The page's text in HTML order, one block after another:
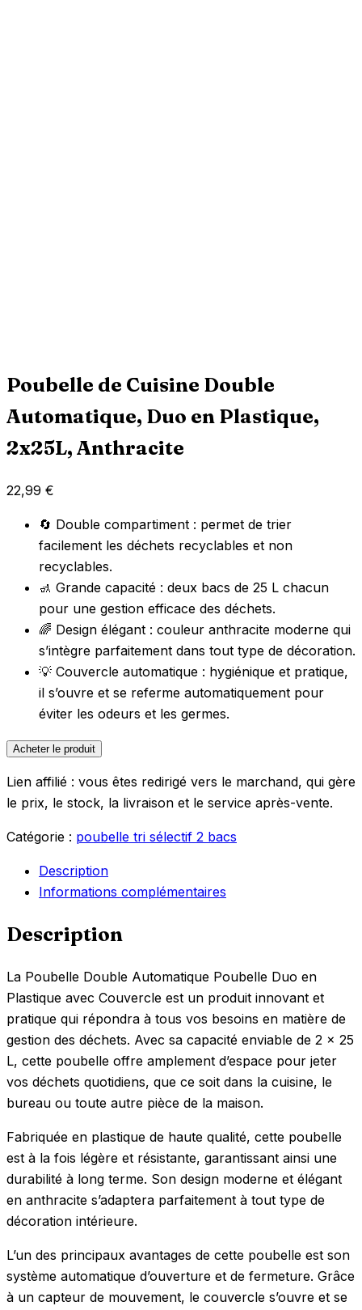
Poubelle de Cuisine Double
Automatique, Duo en Plastique,
2x25L, Anthracite
22,99 €
🔄 Double compartiment : permet de trier
facilement les déchets recyclables et non
recyclables.
🚮 Grande capacité : deux bacs de 25 L chacun
pour une gestion efficace des déchets.
🌈 Design élégant : couleur anthracite moderne qui
s’intègre parfaitement dans tout type de décoration.
💡 Couvercle automatique : hygiénique et pratique,
il s’ouvre et se referme automatiquement pour
éviter les odeurs et les germes.
Acheter le produit
Lien affilié : vous êtes redirigé vers le marchand, qui gère
le prix, le stock, la livraison et le service après-vente.
Catégorie : poubelle tri sélectif 2 bacs
Description
Informations complémentaires
Description
La Poubelle Double Automatique Poubelle Duo en
Plastique avec Couvercle est un produit innovant et
pratique qui répondra à tous vos besoins en matière de
gestion des déchets. Avec sa capacité enviable de 2 x 25
L, cette poubelle offre amplement d’espace pour jeter
vos déchets quotidiens, que ce soit dans la cuisine, le
bureau ou toute autre pièce de la maison.
Fabriquée en plastique de haute qualité, cette poubelle
est à la fois légère et résistante, garantissant ainsi une
durabilité à long terme. Son design moderne et élégant
en anthracite s’adaptera parfaitement à tout type de
décoration intérieure.
L’un des principaux avantages de cette poubelle est son
système automatique d’ouverture et de fermeture. Grâce
à un capteur de mouvement, le couvercle s’ouvre et se